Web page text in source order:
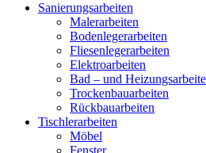
Sanierungsarbeiten
Malerarbeiten
Bodenlegerarbeiten
Fliesenlegerarbeiten
Elektroarbeiten
Bad – und
Trockenbauarbeiten
Rückbauarbeiten
Tischlerarbeiten
Möbel
Fenster